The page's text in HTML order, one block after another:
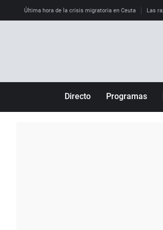
Última hora de la crisis migratoria en Ceuta Las
Directo Programas